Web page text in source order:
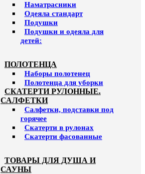
Наматрасники
Одеяла стандарт
Подушки
Подушки и одеяла для
детей:
ПОЛОТЕНЦА
Наборы полотенец
Полотенца для уборки
СКАТЕРТИ РУЛОННЫЕ.
САЛФЕТКИ
Салфетки, подставки под
горячее
Скатерти в рулонах
Скатерти фасованные
ТОВАРЫ ДЛЯ ДУША И
САУНЫ